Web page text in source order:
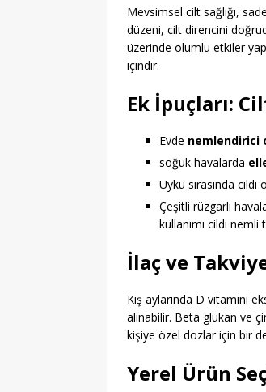
Mevsimsel cilt sağlığı,
düzeni, cilt direncini
üzerinde olumlu etkiler
içindir.
Ek İpuçları:
Evde nemlendirici
soğuk havalarda
Uyku sırasında cildi
Çeşitli rüzgarlı
kullanımı cildi nemli
İlaç ve
Kış aylarında D vitamini
alınabilir. Beta glukan ve
kişiye özel dozlar için bir
Yerel Ürün